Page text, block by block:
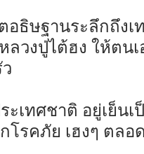
อธิษฐานระลึกถึง
ลวงปู่ไต้ฮง ให้ตนเ
ะเทศชาติ อยู่เย็นเ
โรคภัย เฮงๆ ตลอ